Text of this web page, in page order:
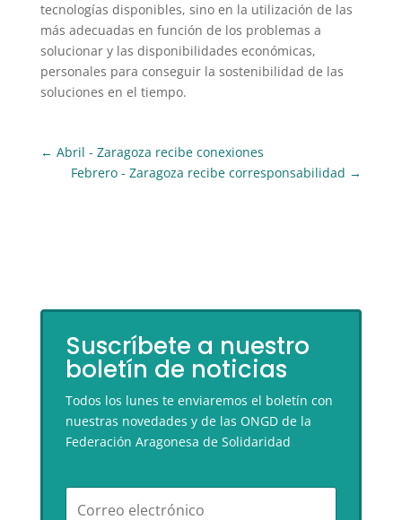
tecnologías disponibles, sino en la utilización de las
más adecuadas en función de los problemas a
solucionar y las disponibilidades económicas,
personales para conseguir la sostenibilidad de las
soluciones en el tiempo.
← Abril - Zaragoza recibe conexiones
Febrero - Zaragoza recibe corresponsabilidad →
Suscríbete a nuestro
boletín de noticias
Todos los lunes te enviaremos el boletín con
nuestras novedades y de las ONGD de la
Federación Aragonesa de Solidaridad